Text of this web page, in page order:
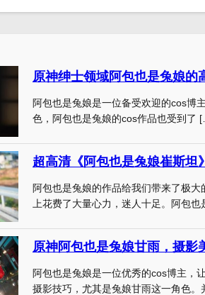
原神绅士领域阿包也是兔娘的
阿包也是兔娘是一位备受欢迎的cos博
色，阿包也是兔娘的cos作品也受到了
阿包也是兔娘的作品给我们带来了极
上花费了大量心力，迷人十足。阿包
原神阿包也是兔娘甘雨，摄影
阿包也是兔娘是一位优秀的cos博主，
摄影技巧，尤其是兔娘甘雨这一角色